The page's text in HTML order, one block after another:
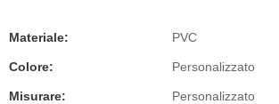
Materiale: PVC
Colore: Personalizzato
Misurare: Personalizzato